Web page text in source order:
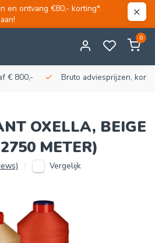
en ontvang €80,- korting*.
0
€ 800,- Bruto adviesprijzen,
OXELLA, BEIGE
METER)
Vergelijk